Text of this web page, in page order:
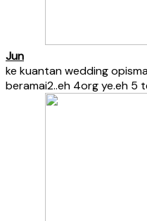
Jun
ke kuantan wedding
beramai2..eh 4org ye.eh 5